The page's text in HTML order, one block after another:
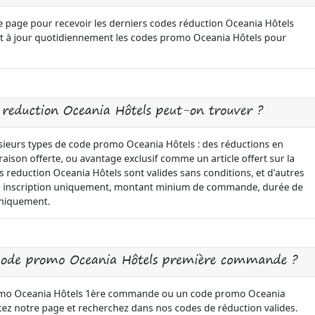
pour recevoir les derniers codes réduction Oceania Hôtels
à jour quotidiennement les codes promo Oceania Hôtels pour
reduction Oceania Hôtels peut-on trouver ?
types de code promo Oceania Hôtels : des réductions en
offerte, ou avantage exclusif comme un article offert sur la
reduction Oceania Hôtels sont valides sans conditions, et d'autres
uniquement, montant minium de commande, durée de
promo Oceania Hôtels première commande ?
Oceania Hôtels 1ère commande ou un code promo Oceania
notre page et recherchez dans nos codes de réduction valides.